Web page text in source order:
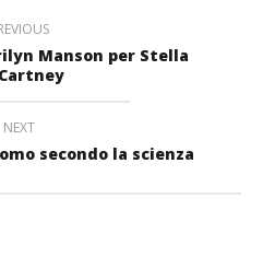
Manson per Stella
NEXT
secondo la scienza